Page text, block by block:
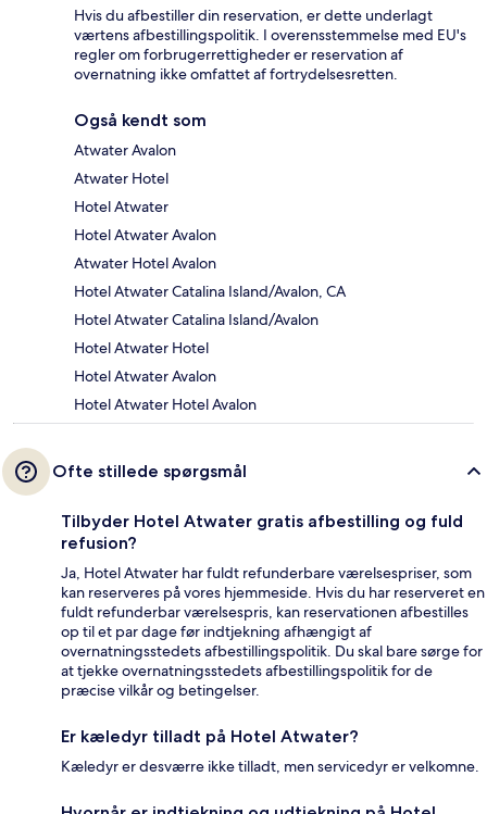
Hvis du afbestiller din reservation, er dette underlagt
værtens afbestillingspolitik. I overensstemmelse med EU's
regler om forbrugerrettigheder er reservation af
overnatning ikke omfattet af fortrydelsesretten.
Også kendt som
Atwater Avalon
Atwater Hotel
Hotel Atwater
Hotel Atwater Avalon
Atwater Hotel Avalon
Hotel Atwater Catalina Island/Avalon, CA
Hotel Atwater Catalina Island/Avalon
Hotel Atwater Hotel
Hotel Atwater Avalon
Hotel Atwater Hotel Avalon
Ofte stillede spørgsmål
Tilbyder Hotel Atwater gratis afbestilling og fuld
refusion?
Ja, Hotel Atwater har fuldt refunderbare værelsespriser, som
kan reserveres på vores hjemmeside. Hvis du har reserveret en
fuldt refunderbar værelsespris, kan reservationen afbestilles
op til et par dage før indtjekning afhængigt af
overnatningsstedets afbestillingspolitik. Du skal bare sørge for
at tjekke overnatningsstedets afbestillingspolitik for de
præcise vilkår og betingelser.
Er kæledyr tilladt på Hotel Atwater?
Kæledyr er desværre ikke tilladt, men servicedyr er velkomne.